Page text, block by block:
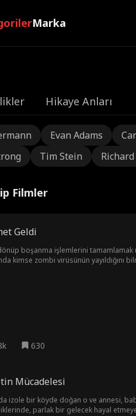
Marka
Hikaye Anları
Evan Adams
Tim Stein
Filmler
Geldi
boşanma işlemlerini tamamlamak
kimse zombi virüsünün
630
Mücadelesi
izole bir köyde doğan o ve annesi,
parlak bir gelecek hayal